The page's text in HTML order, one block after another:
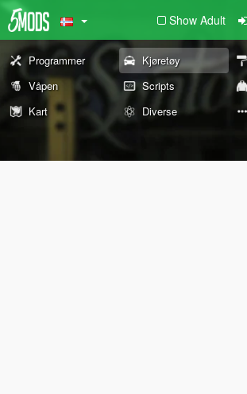
Show Adult
Programmer Kjøretøy
Våpen
Scripts
Kart
Diverse